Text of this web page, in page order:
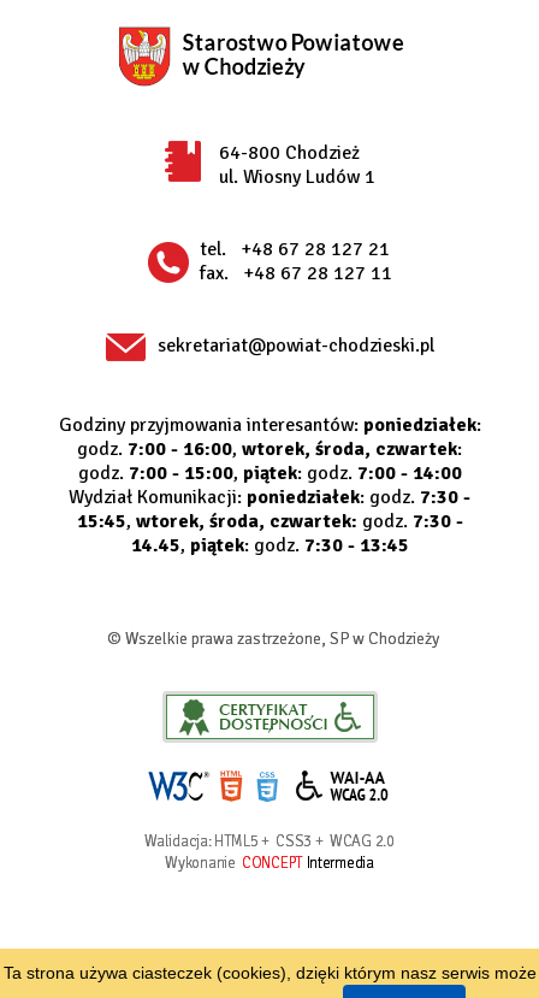
64-800 Chodzież
ul. Wiosny Ludów 1
tel.
+48 67 28 127 21
fax.
+48 67 28 127 11
sekretariat@powiat-chodzieski.pl
Godziny przyjmowania interesantów: poniedziałek:
godz. 7:00 - 16:00, wtorek, środa, czwartek:
godz. 7:00 - 15:00, piątek: godz. 7:00 - 14:00
Wydział Komunikacji: poniedziałek: godz. 7:30 -
15:45, wtorek, środa, czwartek: godz. 7:30 -
14.45, piątek: godz. 7:30 - 13:45
© Wszelkie prawa zastrzeżone, SP w Chodzieży
Walidacja: HTML5+ CSS3 +WCAG 2.0
Wykonanie CONCEPTIntermedia
Ta strona używa ciasteczek (cookies), dzięki którym nasz serwis może